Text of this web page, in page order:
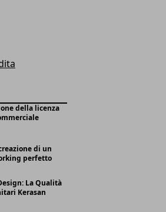
della licenza
di un
perfetto
La Qualità
Kerasan